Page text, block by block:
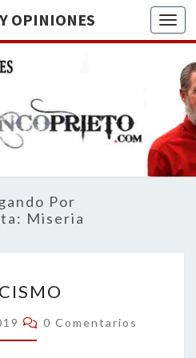
OPINIONES
DE
BREVE
RECORRIDO
VITAL Y
ACTUALIDAD
Por
Miseria
Comentarios
0 Comentarios